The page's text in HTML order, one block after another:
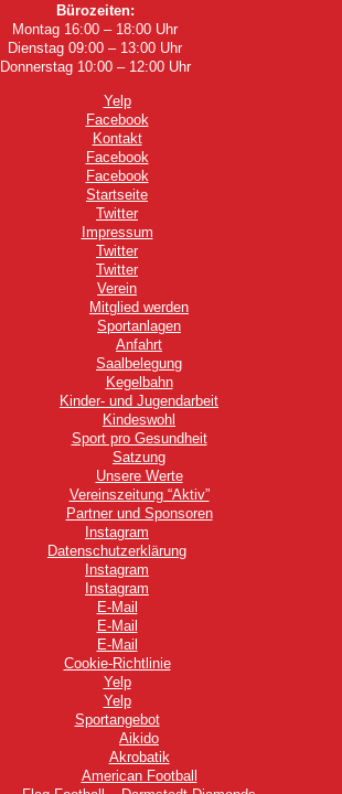
Bürozeiten:
Montag 16:00 – 18:00 Uhr
Dienstag 09:00 – 13:00 Uhr
Donnerstag 10:00 – 12:00 Uhr
Yelp
Facebook
Kontakt
Facebook
Facebook
Startseite
Twitter
Impressum
Twitter
Twitter
Verein
Mitglied werden
Sportanlagen
Anfahrt
Saalbelegung
Kegelbahn
Kinder- und Jugendarbeit
Kindeswohl
Sport pro Gesundheit
Satzung
Unsere Werte
Vereinszeitung “Aktiv”
Partner und Sponsoren
Instagram
Datenschutzerklärung
Instagram
Instagram
E-Mail
E-Mail
E-Mail
Cookie-Richtlinie
Yelp
Yelp
Sportangebot
Aikido
Akrobatik
American Football